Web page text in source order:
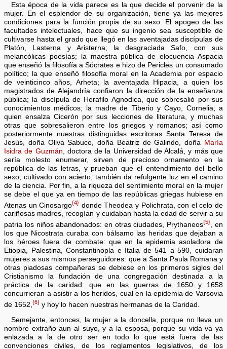
Esta época de la vida parece es la que decide el porvenir de la
mujer. En el esplendor de su organización, tiene ya las mejores
condiciones para la función propia de su sexo. El apogeo de las
facultades intelectuales, hace que su ingenio sea susceptible de
cultivarse hasta el grado que llegó en las aventajadas discípulas de
Platón, Lasterna y Aristerna; la desgraciada Safo, con sus
melancólicas poesías; la maestra pública de elocuencia Aspacia
que enseñó la filosofía a Sócrates e hizo de Pericles un consumado
político; la que enseñó filosofía moral en la Academia por espacio
de veinticinco años, Arheta; la aventajada Hipacia, a quien los
magistrados de Alejandría confiaron la dirección de la enseñanza
pública; la discípula de Herafilo Agnodica, que sobresalió por sus
conocimientos médicos; la madre de Tiberio y Cayo, Cornelia, a
quien ensalza Cicerón por sus lecciones de literatura, y muchas
otras que sobresalieron entre los griegos y romanos; así como
posteriormente nuestras distinguidas escritoras Santa Teresa de
Jesús, doña Oliva Sabuco, doña Beatriz de Galindo, doña María
Isidra de Guzmán , doctora de la Universidad de Alcalá, y más que
sería molesto enumerar, sirven de precioso ornamento en la
república de las letras, y prueban que el entendimiento del bello
sexo, cultivado con acierto, también da refulgente luz en el camino
de la ciencia. Por fin, a la riqueza del sentimiento moral en la mujer
se debe el que ya en tiempo de las repúblicas griegas hubiese en
Atenas un Cinosargo{4} donde Theodea y Polichrata, con el celo de
cariñosas madres, recogían y cuidaban hasta la edad de servir a su
patria los niños abandonados: en otras ciudades, Prythaneos{5}
, en
los que Nicostrata curaba con bálsamo las heridas que dejaban a
los héroes fuera de combate: que en la epidemia asoladora de
Etiopia, Palestina, Constantinopla e Italia de 541 a 590, cuidaran
mujeres a sus mismos perseguidores: que a Santa Paula Romana y
otras piadosas compañeras se debiese en los primeros siglos del
Cristianismo la fundación de una congregación destinada a la
práctica de la caridad: que en las guerras de 1650 y 1658
concurrieran a asistir a los heridos, cual en la epidemia de Varsovia
de 1652,{6} y hoy lo hacen nuestras hermanas de la Caridad.
Semejante, entonces, la mujer a la doncella, porque no lleva un
nombre extraño aun al suyo, y a la esposa, porque su vida va ya
enlazada a la de otro ser en todo lo que está fuera de las
convenciones civiles, de los reglamentos legislativos, de los